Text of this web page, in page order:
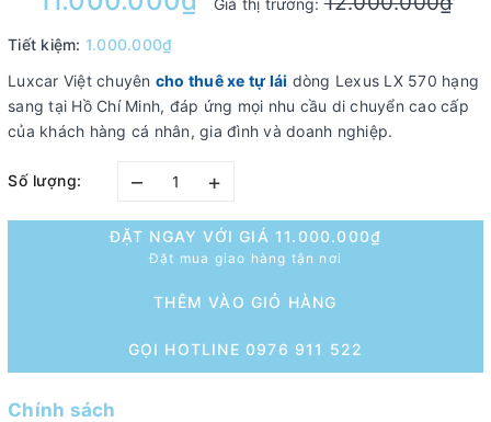
Tiết kiệm: 1.000.000₫
Luxcar Việt chuyên cho thuê xe tự lái dòng Lexus LX 570 hạng
sang tại Hồ Chí Minh, đáp ứng mọi nhu cầu di chuyển cao cấp
của khách hàng cá nhân, gia đình và doanh nghiệp.
Số lượng: – +
ĐẶT NGAY VỚI GIÁ 11.000.000₫
Đặt mua giao hàng tận nơi
THÊM VÀO GIỎ HÀNG
GỌI HOTLINE 0976 911 522
Chính sách